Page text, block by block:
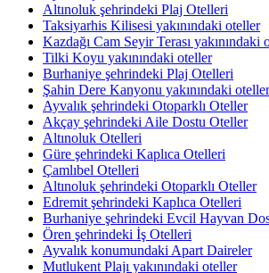
Altınoluk şehrindeki Plaj Otelleri
Taksiyarhis Kilisesi yakınındaki oteller
Kazdağı Cam Seyir Terası yakınındaki
Tilki Koyu yakınındaki oteller
Burhaniye şehrindeki Plaj Otelleri
Şahin Dere Kanyonu yakınındaki oteller
Ayvalık şehrindeki Otoparklı Oteller
Akçay şehrindeki Aile Dostu Oteller
Altınoluk Otelleri
Güre şehrindeki Kaplıca Otelleri
Çamlıbel Otelleri
Altınoluk şehrindeki Otoparklı Oteller
Edremit şehrindeki Kaplıca Otelleri
Burhaniye şehrindeki Evcil Hayvan
Ören şehrindeki İş Otelleri
Ayvalık konumundaki Apart Daireler
Mutlukent Plajı yakınındaki oteller